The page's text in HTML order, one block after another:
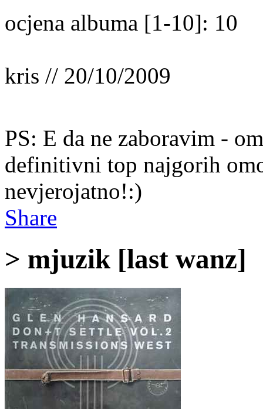
ocjena albuma [1-10]: 10
kris // 20/10/2009
PS: E da ne zaboravim -
definitivni top najgorih
nevjerojatno!:)
Share
> mjuzik [last wanz]